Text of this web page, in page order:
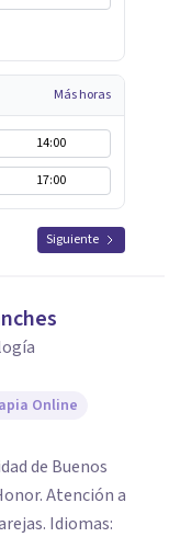
Más horas
14:00
17:00
Siguiente
Online
de Buenos
a
Idiomas: